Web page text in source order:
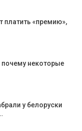
платить «премию»,
почему некоторые
у белоруски